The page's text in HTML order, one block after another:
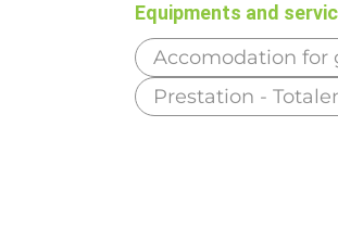
Equipments and
Accomodation for
Prestation -